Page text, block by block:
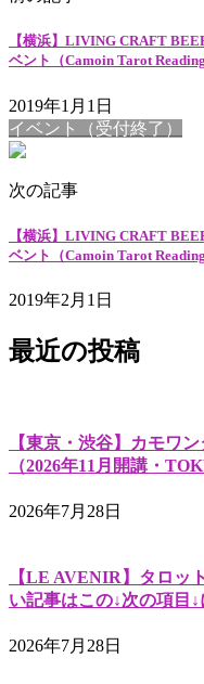
【横浜】LIVING CRAFT
ベント（Camoin Tarot
2019年1月1日
イベント（受付終了）
次の記事
【横浜】LIVING CRAFT
ベント（Camoin Tarot
2019年2月1日
最近の投稿
【東京・渋谷】カモワ
（2026年11月開講・
2026年7月28日
【LE AVENIR】タロ
い記事はこの↓次の項目
2026年7月28日